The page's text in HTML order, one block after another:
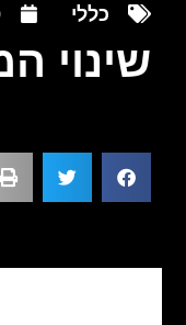
כללי
שינוי